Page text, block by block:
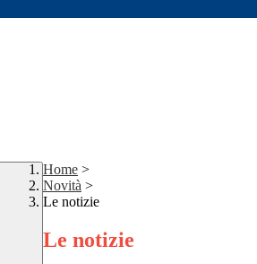
Home >
Novità >
Le notizie
Le notizie